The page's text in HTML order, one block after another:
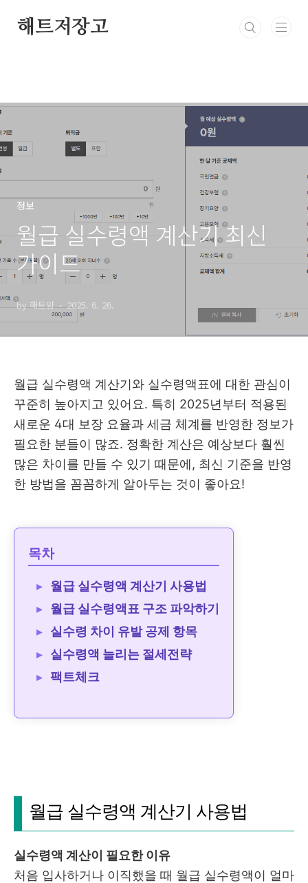
해트저장고
정보
월급 실수령액 계산기 최신
가이드
by 해트얌 2025. 6. 26.
월급 실수령액 계산기와 실수령액표에 대한 관심이
꾸준히 높아지고 있어요. 특히 2025년부터 적용된
새로운 4대 보장 요율과 세금 체계를 반영한 정보가
필요한 분들이 많죠. 정확한 계산은 예상보다 훨씬
많은 차이를 만들 수 있기 때문에, 최신 기준을 반영
한 방법을 꼼꼼하게 알아두는 것이 좋아요!
목차
월급 실수령액 계산기 사용법
월급 실수령액표 구조 파악하기
실수령 차이 유발 공제 항목
실수령액 늘리는 절세전략
팩트체크
월급 실수령액 계산기 사용법
실수령액 계산이 필요한 이유
처음 입사하거나 이직했을 때 월급 실수령액이 얼마